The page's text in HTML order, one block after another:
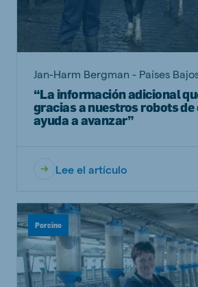
Jan-Harm Bergman - Países
“La información adicional
gracias a nuestros robots de
ayuda a avanzar”
Lee el artículo
Porcino